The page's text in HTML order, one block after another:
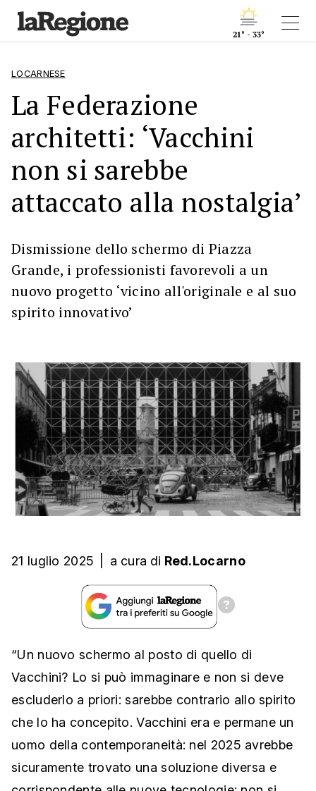
21° - 33°
LOCARNESE
La Federazione
architetti: ‘Vacchini
non si sarebbe
attaccato alla nostalgia’
Dismissione dello schermo di Piazza
Grande, i professionisti favorevoli a un
nuovo progetto ‘vicino all'originale e al suo
spirito innovativo’
21 luglio 2025 a cura di Red.Locarno
“Un nuovo schermo al posto di quello di
Vacchini? Lo si può immaginare e non si deve
escluderlo a priori: sarebbe contrario allo spirito
che lo ha concepito. Vacchini era e permane un
uomo della contemporaneità: nel 2025 avrebbe
sicuramente trovato una soluzione diversa e